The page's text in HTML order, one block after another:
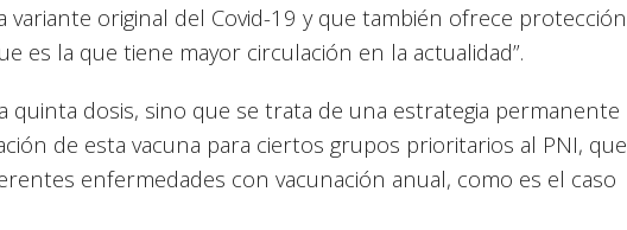
original del Covid-19 y que también ofrece protección
es la que tiene mayor circulación en la actualidad”.
quinta dosis, sino que se trata de una estrategia permanente
de esta vacuna para ciertos grupos prioritarios al PNI, que
enfermedades con vacunación anual, como es el caso